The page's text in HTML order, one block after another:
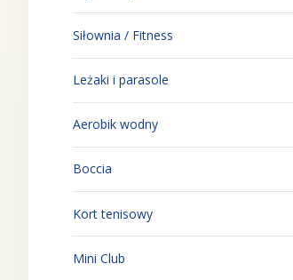
Siłownia / Fitness
Leżaki i parasole
Aerobik wodny
Boccia
Kort tenisowy
Mini Club